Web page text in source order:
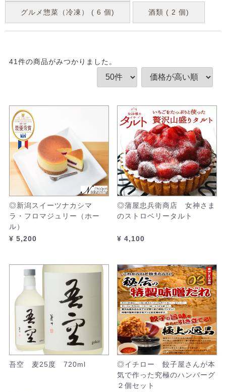
グルメ惣菜（冷凍） ( 6 個) 酒類 ( 2 個)
41 件の商品がみつかりました。
◎新潟スイーツナカシマ
ラ・フロマジュリー（ホー
ル）
¥ 5,200
◎蒲屋忠兵衛商店 女神さま
のストロベリータルト
¥ 4,100
吾空 麦25度 720ml
◎イチロー 餃子屋さんが本
気で作った究極のハンバーグ
２個セット